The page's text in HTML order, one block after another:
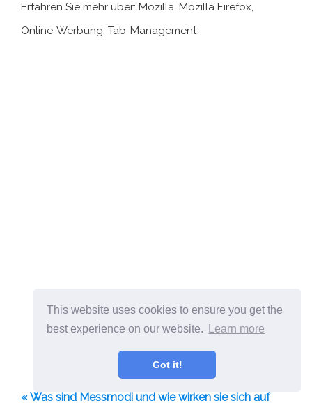
This website uses cookies to ensure you get the
best experience on our website.
Learn more
Got it!
Erfahren Sie mehr über: Mozilla, Mozilla Firefox,
Online-Werbung, Tab-Management.
« Was sind Messmodi und wie wirken sie sich auf